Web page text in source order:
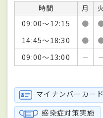
時間 月
09:00～12:15
●
14:45～18:30
●
09:00～13:00
－ －
マイナンバーカー
感染症対策実施